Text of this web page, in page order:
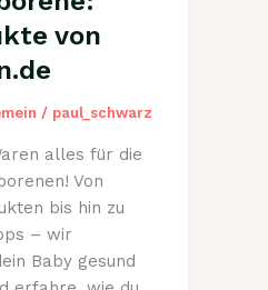
von
/ paul_schwarz
alles für die
Von
bis hin zu
– wir
Baby gesund